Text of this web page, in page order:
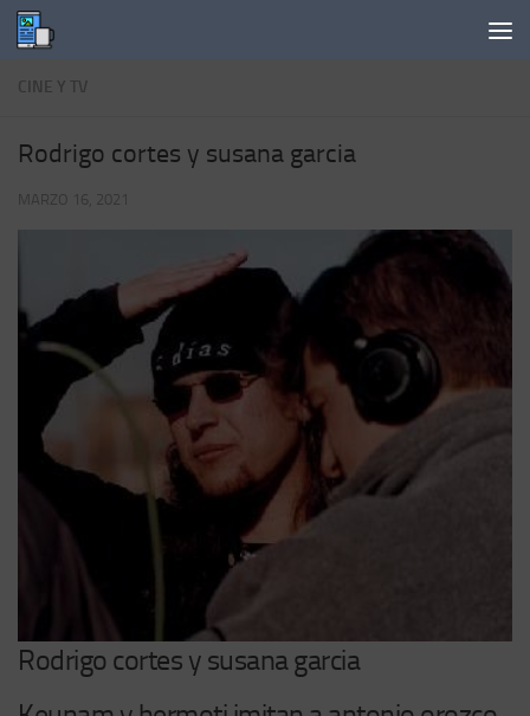
Saltar al contenido
CINE Y TV
Rodrigo cortes y susana garcia
MARZO 16, 2021
Rodrigo cortes y susana garcia